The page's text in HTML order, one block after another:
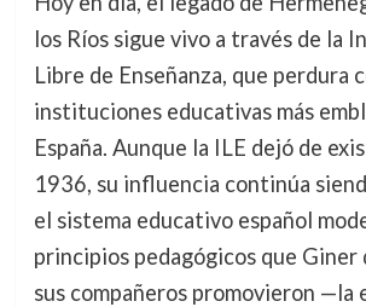
los Ríos sigue vivo a través de la
Libre de Enseñanza, que perdura
instituciones educativas más
España. Aunque la ILE dejó de
1936, su influencia continúa
el sistema educativo español
principios pedagógicos que Giner
sus compañeros promovieron —la